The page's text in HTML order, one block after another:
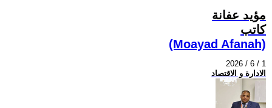
مؤيد عفانة
كاتب
(Moayad Afanah)
2026 / 6 / 1
الادارة و الاقتصاد